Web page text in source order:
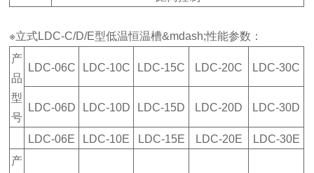
※立式LDC-C/D/E型低温恒温槽&mdash;性能参数：
产
品
型
号
LDC-06C LDC-10C LDC-15C LDC-20C LDC-30C
LDC-06D LDC-10D LDC-15D LDC-20D LDC-30D
LDC-06E LDC-10E LDC-15E LDC-20E
LDC-30E
产